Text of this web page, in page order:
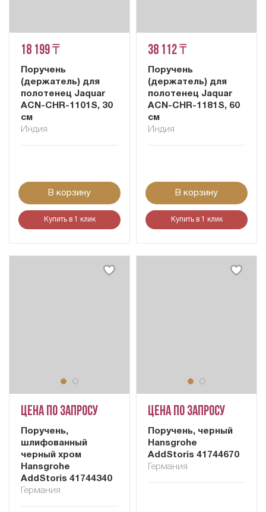
18 199 ₸
Поручень
(держатель) для
полотенец Jaquar
ACN-CHR-1101S, 30
см
Индия
В корзину
Купить в 1 клик
38 112 ₸
Поручень
(держатель) для
полотенец Jaquar
ACN-CHR-1181S, 60
см
Индия
В корзину
Купить в 1 клик
Цена по запросу
Поручень,
шлифованный
черный хром
Hansgrohe
AddStoris 41744340
Германия
Цена по запросу
Поручень, черный
Hansgrohe
AddStoris 41744670
Германия